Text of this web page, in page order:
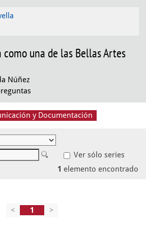
una de las Bellas Artes
Núñez
y Documentación
Ver sólo series
1 elemento encontrado
<
>